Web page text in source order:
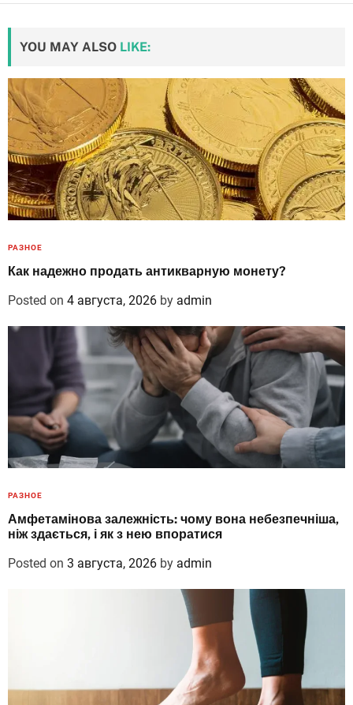
YOU MAY ALSO LIKE:
РАЗНОЕ
Как надежно продать антикварную монету?
Posted on 4 августа, 2026 by admin
РАЗНОЕ
Амфетамінова залежність: чому вона небезпечніша,
ніж здається, і як з нею впоратися
Posted on 3 августа, 2026 by admin